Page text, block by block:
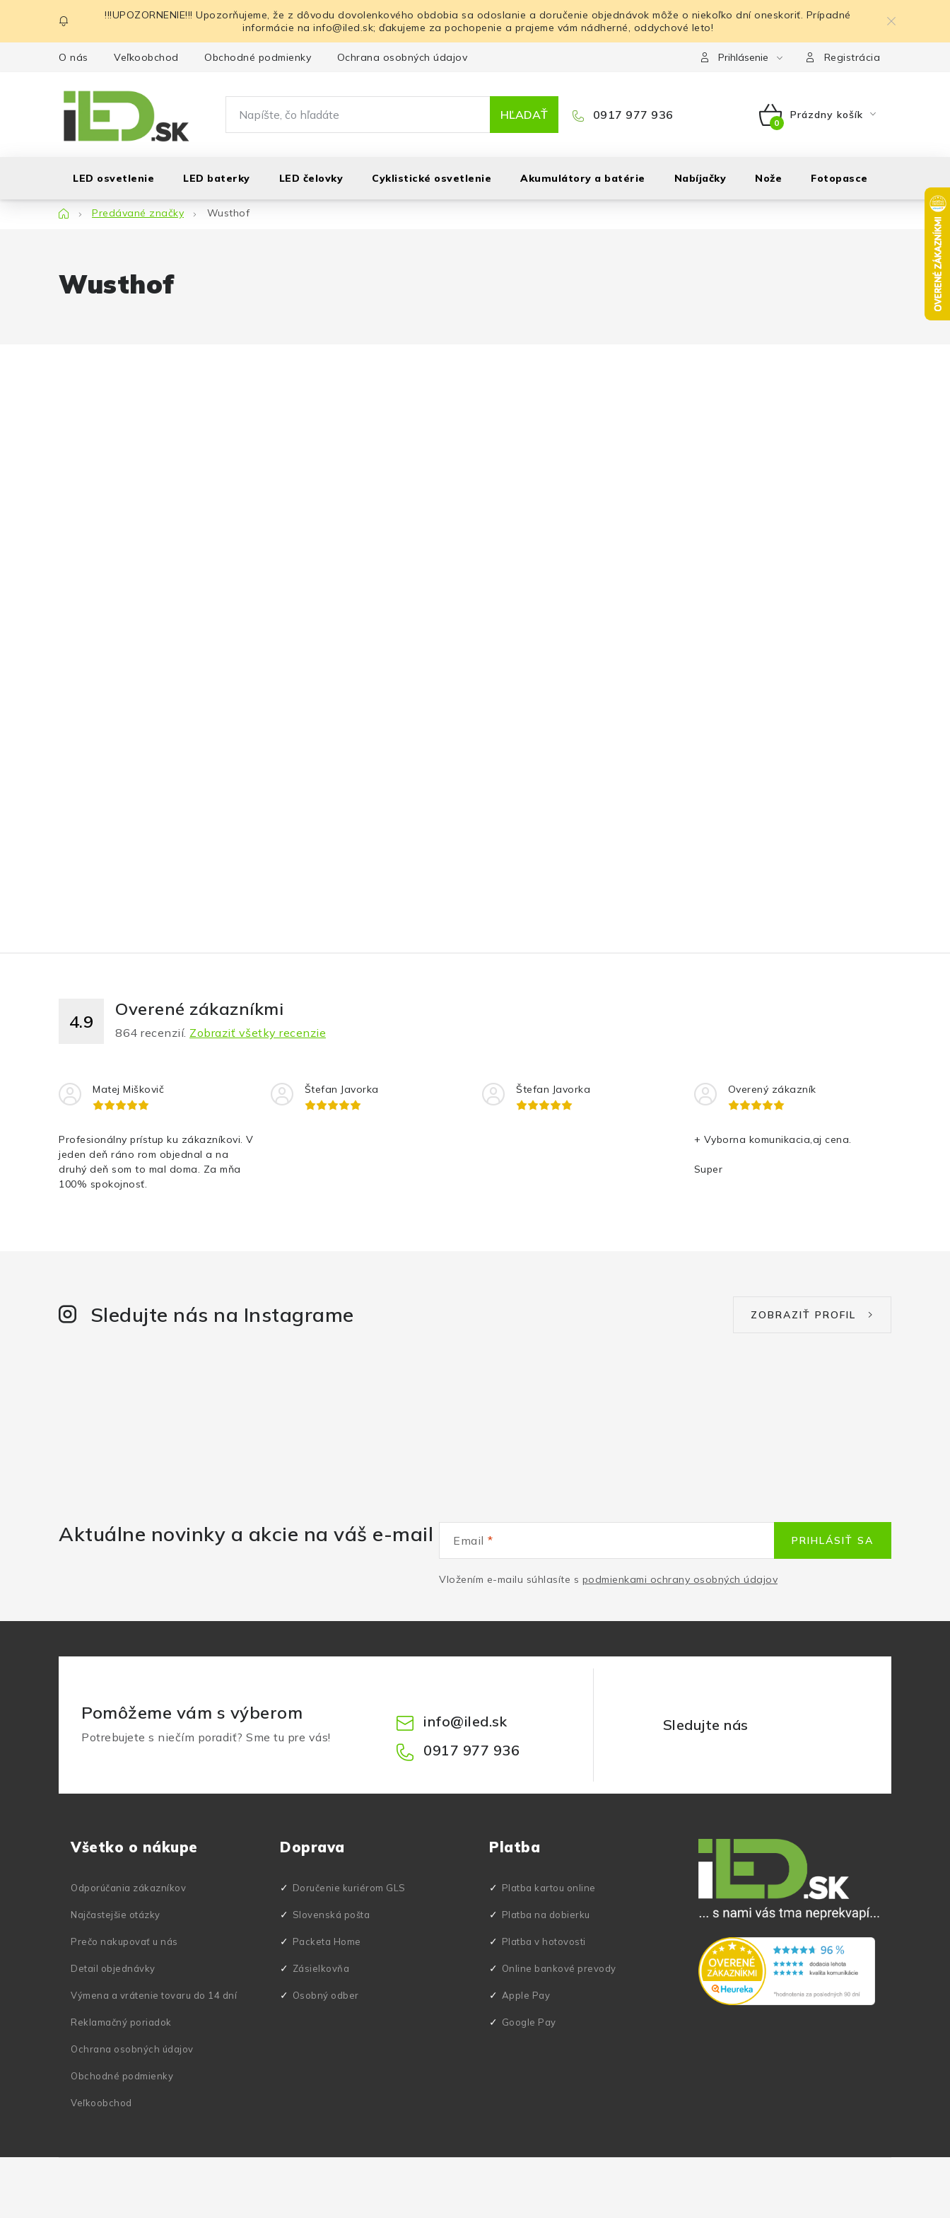
obsah
!!!UPOZORNENIE!!! Upozorňujeme, že z dôvodu dovolenkového obdobia sa odoslanie a doručenie objednávok môže o niekoľko dní oneskoriť. Prípadné
informácie na info@iled.sk; ďakujeme za pochopenie a prajeme vám nádherné, oddychové leto!
O nás Veľkoobchod Obchodné podmienky Ochrana osobných údajov Prihlásenie Registrácia
HĽADAŤ 0917 977 936
NÁKUPNÝ
Prázdny košík
LED osvetlenie LED baterky LED čelovky Cyklistické osvetlenie Akumulátory a batérie Nabíjačky Nože Fotopasce
DomovPredávané značky Wusthof
Wusthof
4.9
Overené zákazníkmi
864 recenzií. Zobraziť všetky recenzie
Matej Miškovič
Profesionálny prístup ku zákazníkovi. V
jeden deň ráno rom objednal a na
druhý deň som to mal doma. Za mňa
100% spokojnosť.
Štefan Javorka Štefan Javorka Overený zákazník
+ Vyborna komunikacia,aj cena.
Super
Sledujte nás na Instagrame ZOBRAZIŤ PROFIL
Aktuálne novinky a akcie na váš e-mail Email
Vložením e-mailu súhlasíte s podmienkami ochrany osobných údajov
PRIHLÁSIŤ SA
Pomôžeme vám s výberom
Potrebujete s niečím poradiť? Sme tu pre vás!
info@iled.sk
0917 977 936
Všetko o nákupe
Odporúčania zákazníkov
Najčastejšie otázky
Prečo nakupovať u nás
Detail objednávky
Výmena a vrátenie tovaru do 14 dní
Reklamačný poriadok
Ochrana osobných údajov
Obchodné podmienky
Veľkoobchod
Doprava
Doručenie kuriérom GLS
Slovenská pošta
Packeta Home
Zásielkovňa
Osobný odber
Platba
Platba kartou online
Platba na dobierku
Platba v hotovosti
Online bankové prevody
Apple Pay
Google Pay